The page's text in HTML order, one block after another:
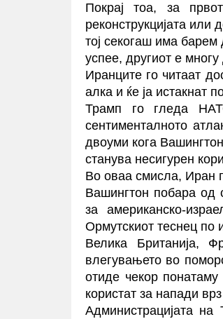
Покрај тоа, за
реконструкцијата или
тој секогаш има
успее, другиот е
Иранците го читаат
алка и ќе ја истакнат
Трамп го гледа
сентименталното
двоуми кога
станува несигурен
Во оваа смисла, Иран
Вашингтон побара од
за американско-
Ормутскиот теснец по
Велика Британија,
влегувањето во
отиде чекор
користат за напади
Администрацијата на